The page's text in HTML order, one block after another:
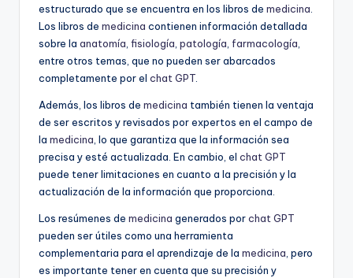
estructurado que se encuentra en los libros de medicina
Los libros de medicina contienen información detallada
sobre la anatomía fisiología patología farmacología
entre otros temas, que no pueden ser abarcados
completamente por el chat GPT
Además, los libros de medicina también tienen la ventaja
de ser escritos y revisados por expertos en el campo de
la medicina , lo que garantiza que la información sea
precisa y esté actualizada. En cambio, el chat GPT
puede tener limitaciones en cuanto a la precisión y la
actualización de la información que proporciona.
Los resúmenes de medicina generados porchat GPT
pueden ser útiles como una herramienta
complementaria para el aprendizaje de la medicina , pero
es importante tener en cuenta que su precisión y